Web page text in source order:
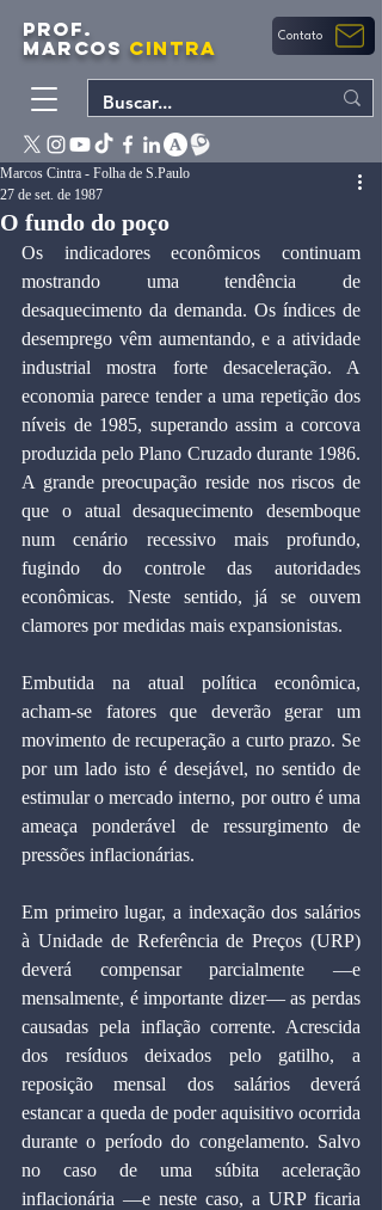
PROF.
MARCOS CINTRA Contato
O fundo do poço
Marcos Cintra - Folha de S.Paulo
27 de set. de 1987
Os indicadores econômicos continuam
mostrando uma tendência de
desaquecimento da demanda. Os índices de
desemprego vêm aumentando, e a atividade
industrial mostra forte desaceleração. A
economia parece tender a uma repetição dos
níveis de 1985, superando assim a corcova
produzida pelo Plano Cruzado durante 1986.
A grande preocupação reside nos riscos de
que o atual desaquecimento desemboque
num cenário recessivo mais profundo,
fugindo do controle das autoridades
econômicas. Neste sentido, já se ouvem
clamores por medidas mais expansionistas.
Embutida na atual política econômica,
acham-se fatores que deverão gerar um
movimento de recuperação a curto prazo. Se
por um lado isto é desejável, no sentido de
estimular o mercado interno, por outro é uma
ameaça ponderável de ressurgimento de
pressões inflacionárias.
Em primeiro lugar, a indexação dos salários
à Unidade de Referência de Preços (URP)
deverá compensar parcialmente —e
mensalmente, é importante dizer— as perdas
causadas pela inflação corrente. Acrescida
dos resíduos deixados pelo gatilho, a
reposição mensal dos salários deverá
estancar a queda de poder aquisitivo ocorrida
durante o período do congelamento. Salvo
no caso de uma súbita aceleração
inflacionária —e neste caso, a URP ficaria